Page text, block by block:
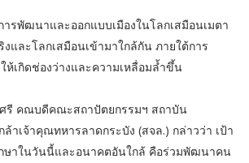
รพัฒนาและออกแบบเมืองในโลกเสมือนเมตา
งและโลกเสมือนเข้ามาใกล้กัน ภายใต้การ
ห้เกิดช่องว่างและความเหลื่อมล้ำขึ้น
รี คณบดีคณะสถาปัตยกรรมฯ สถาบัน
ล้าเจ้าคุณทหารลาดกระบัง (สจล.) กล่าวว่า เป้า
ษาในวันนี้และอนาคตอันใกล้ คือร่วมพัฒนาคน